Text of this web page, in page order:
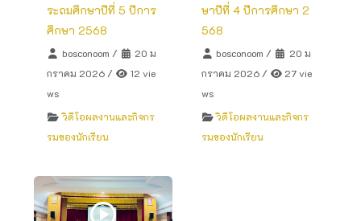
ระถมศึกษาปีที่ 5 ปีการ
ศึกษา 2568
bosconoom /
20 ม
กราคม 2026 /
12 vie
ws
วิดีโอผลงานและกิจกร
รมของนักเรียน
ษาปีที่ 4 ปีการศึกษา 2
568
bosconoom /
20 ม
กราคม 2026/
27 vie
ws
วิดีโอผลงานและกิจกร
รมของนักเรียน